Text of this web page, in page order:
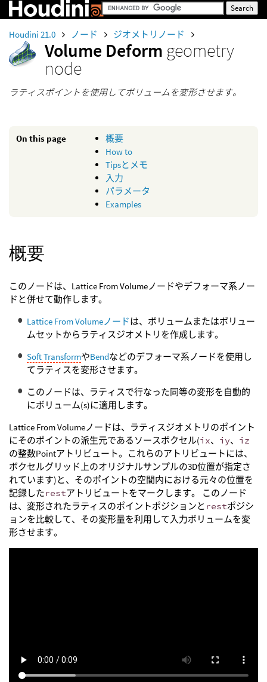
Houdini 21.0 ノード ジオメトリノード
Volume Deform geometry
node
ラティスポイントを使用してボリュームを変形させます。
On this page
概要
How to
Tipsとメモ
入力
パラメータ
Examples
概要
このノードは、Lattice From Volumeノードやデフォーマ系ノー
ドと併せて動作します。
Lattice From Volumeノードは、ボリュームまたはボリュー
ムセットからラティスジオメトリを作成します。
Soft TransformやBendなどのデフォーマ系ノードを使用し
てラティスを変形させます。
このノードは、ラティスで行なった同等の変形を自動的
にボリューム(s)に適用します。
Lattice From Volumeノードは、ラティスジオメトリのポイント
にそのポイントの派生元であるソースボクセル(ix、 iy、 iz
の整数Pointアトリビュート。これらのアトリビュートには、
ボクセルグリッド上のオリジナルサンプルの3D位置が指定さ
れています)と、そのポイントの空間内における元々の位置を
記録したrestアトリビュートをマークします。 このノード
は、変形されたラティスのポイントポジションと restポジシ
ョンを比較して、その変形量を利用して入力ボリュームを変
形させます。